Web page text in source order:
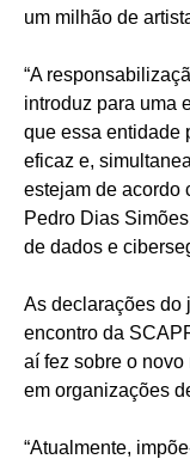
um milhão de
“A
introduz para uma
que essa entidade
eficaz e,
estejam de acordo
Pedro Dias
de dados e
As declarações do
encontro da
aí fez sobre o
em organizações
“Atualmente,